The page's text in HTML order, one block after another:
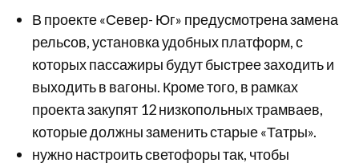
В проекте «Север- Юг» предусмотрена замена
рельсов, установка удобных платформ, с
которых пассажиры будут быстрее заходить и
выходить в вагоны. Кроме того, в рамках
проекта закупят 12 низкопольных трамваев,
которые должны заменить старые «Татры».
нужно настроить светофоры так, чтобы